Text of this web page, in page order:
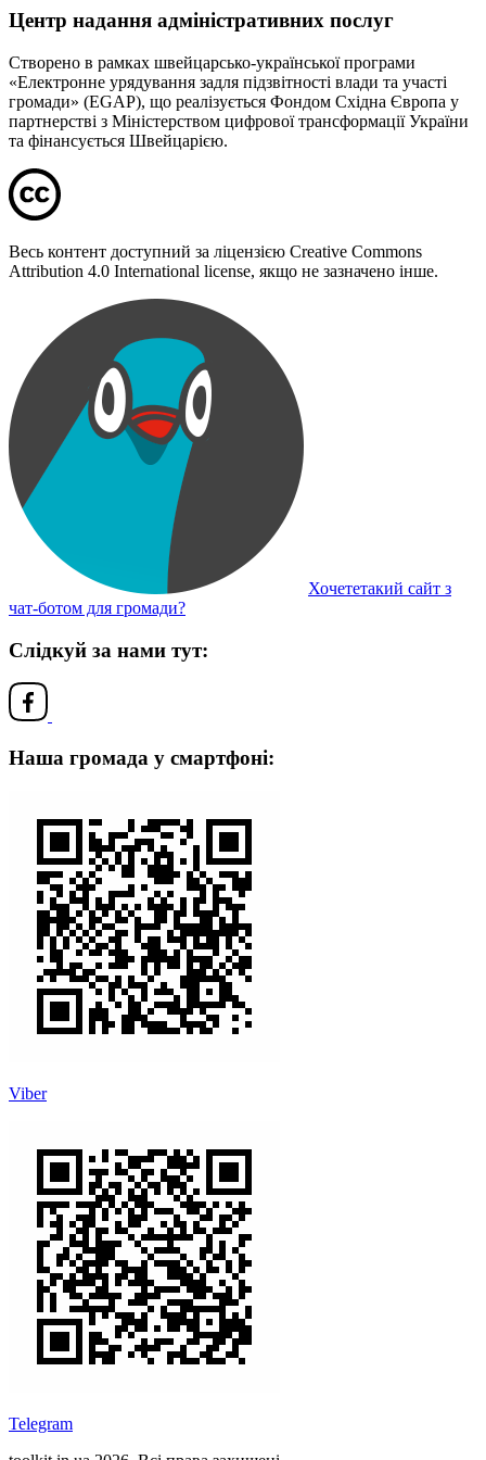
Центр надання адміністративних послуг
Створено в рамках швейцарсько-української програми
«Електронне урядування задля підзвітності влади та участі
громади» (EGAP), що реалізується Фондом Східна Європа у
партнерстві з Міністерством цифрової трансформації України
та фінансується Швейцарією.
Весь контент доступний за ліцензією Creative Commons
Attribution 4.0 International license, якщо не зазначено інше.
Хочететакий сайт з
чат-ботом для громади?
Слідкуй за нами тут:
Наша громада у смартфоні:
Viber
Telegram